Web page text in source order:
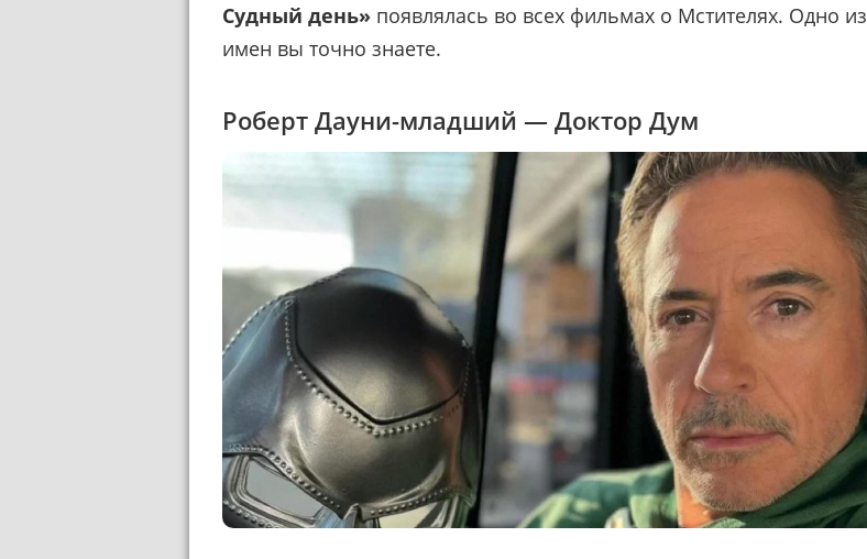
Судный день» появлялась во всех фильмах о Мстителях. Одно из
имен вы точно знаете.
Роберт Дауни-младший — Доктор Дум